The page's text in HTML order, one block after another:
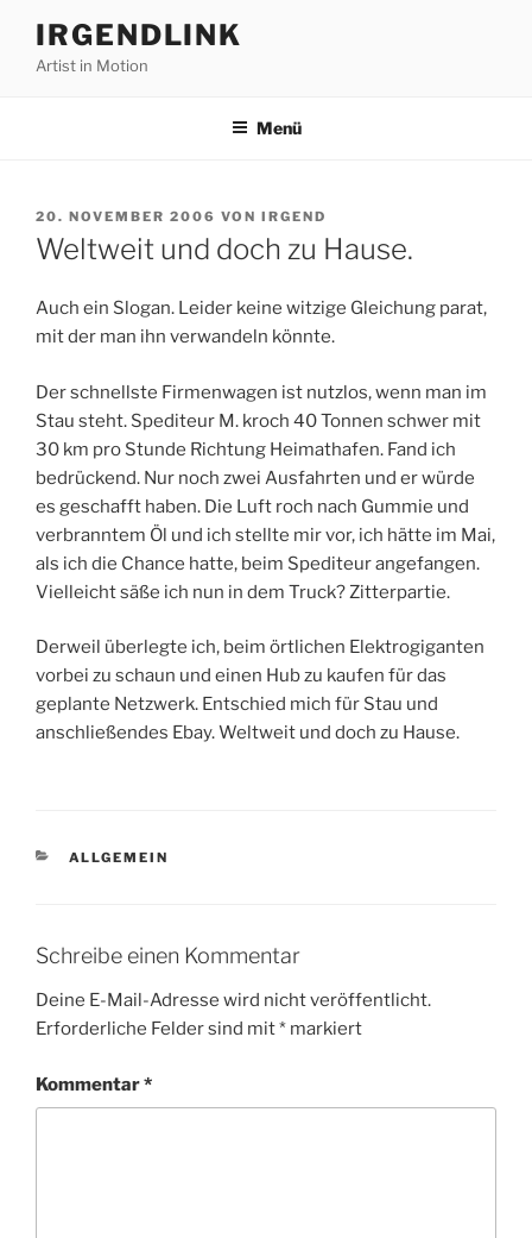
Inhalt
springen
IRGENDLINK
Artist in Motion
Menü
VERÖFFENTLICHT
AM
20. NOVEMBER 2006 VON IRGEND
Weltweit und doch zu Hause.
Auch ein Slogan. Leider keine witzige Gleichung parat,
mit der man ihn verwandeln könnte.
Der schnellste Firmenwagen ist nutzlos, wenn man im
Stau steht. Spediteur M. kroch 40 Tonnen schwer mit
30 km pro Stunde Richtung Heimathafen. Fand ich
bedrückend. Nur noch zwei Ausfahrten und er würde
es geschafft haben. Die Luft roch nach Gummie und
verbranntem Öl und ich stellte mir vor, ich hätte im Mai,
als ich die Chance hatte, beim Spediteur angefangen.
Vielleicht säße ich nun in dem Truck? Zitterpartie.
Derweil überlegte ich, beim örtlichen Elektrogiganten
vorbei zu schaun und einen Hub zu kaufen für das
geplante Netzwerk. Entschied mich für Stau und
anschließendes Ebay. Weltweit und doch zu Hause.
KATEGORIEN
ALLGEMEIN
Schreibe einen Kommentar
Deine E-Mail-Adresse wird nicht veröffentlicht.
Erforderliche Felder sind mit* markiert
Kommentar*